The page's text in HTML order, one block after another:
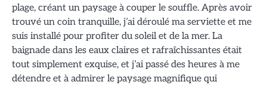
plage, créant un paysage à couper le souffle. Après avoir
trouvé un coin tranquille, j’ai déroulé ma serviette et me
suis installé pour profiter du soleil et de la mer. La
baignade dans les eaux claires et rafraîchissantes était
tout simplement exquise, et j’ai passé des heures à me
détendre et à admirer le paysage magnifique qui